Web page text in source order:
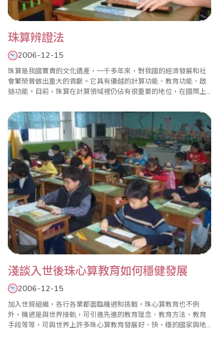
珠算辨證法
2006-12-15
珠算是我國寶貴的文化遺產，一千多年來，對我國的經濟發展和社
會繁榮曾做出重大的貢獻。它具有優越的計算功能、教育功能、啟
迪功能。目前，珠算在計算領域裡仍佔有很重要的地位，在國際上
很有必要認真進行探索。 一、算盤 算盤是珠算的計算工具，分檔穿
珠。上設橫樑，五升十進，運算方便快速，代籌算而興千年不衰。
我國文學名著..
淺談入世後珠心算教育如何穩健發展
2006-12-15
加入世貿組織，各行各業都面臨機遇和挑戰，珠心算教育也不例
外，機遇是與世界接軌，可引進先進的教育理念、教育方法、教育
手段等等，可與世界上許多珠心算教育發展好、快、穩的國家與地